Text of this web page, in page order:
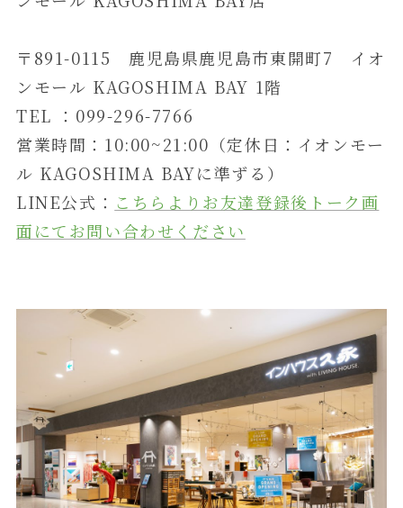
〒891-0115 鹿児島県鹿児島市東開町7 イオ
ンモール KAGOSHIMA BAY 1階
TEL ：099-296-7766
営業時間：10:00~21:00（定休日：イオンモー
ル KAGOSHIMA BAYに準ずる）
LINE公式： こちらよりお友達登録後トーク画
面にてお問い合わせください